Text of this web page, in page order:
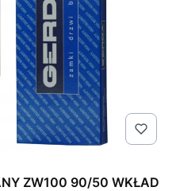
ZW100 90/50 WKŁAD